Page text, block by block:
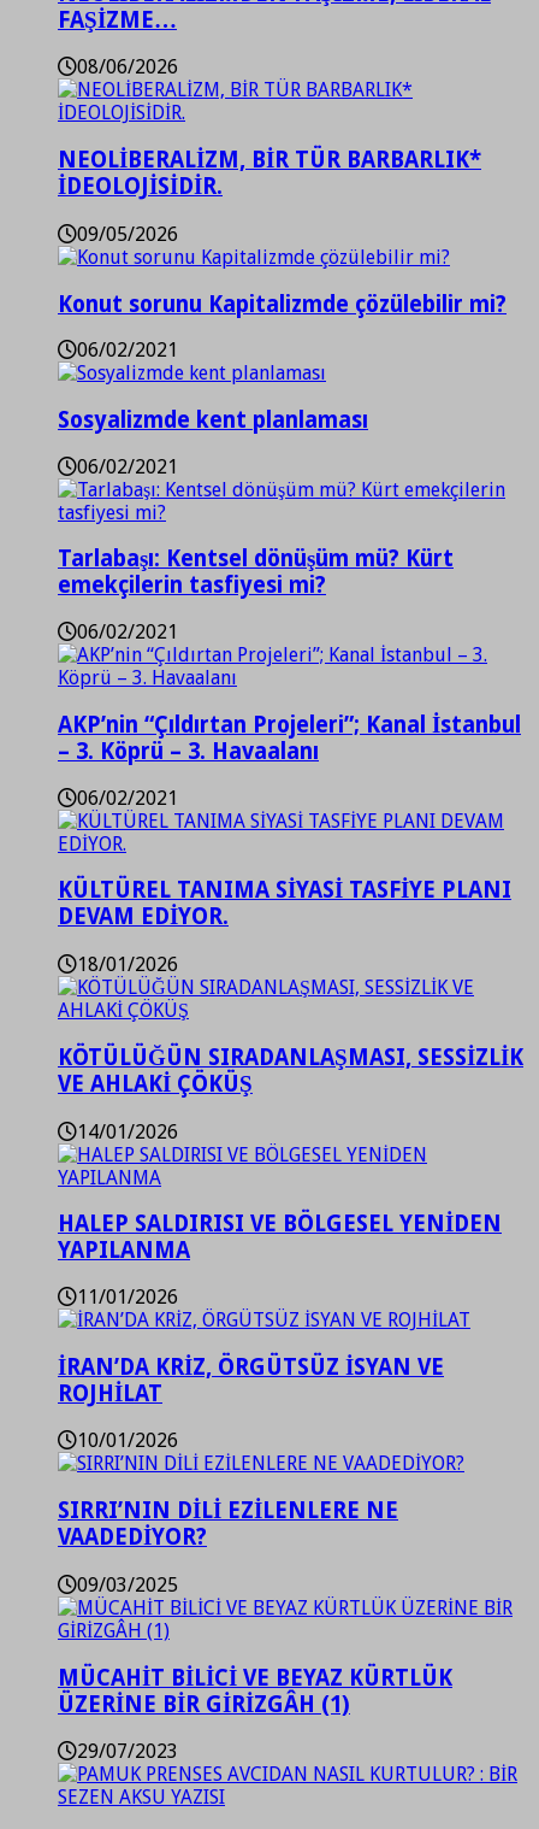
FAŞİZME…
08/06/2026
NEOLİBERALİZM, BİR TÜR BARBARLIK*
İDEOLOJİSİDİR.
09/05/2026
Konut sorunu Kapitalizmde çözülebilir mi?
06/02/2021
Sosyalizmde kent planlaması
06/02/2021
Tarlabaşı: Kentsel dönüşüm mü? Kürt
emekçilerin tasfiyesi mi?
06/02/2021
AKP’nin “Çıldırtan Projeleri”; Kanal İstanbul
– 3. Köprü – 3. Havaalanı
06/02/2021
KÜLTÜREL TANIMA SİYASİ TASFİYE PLANI
DEVAM EDİYOR.
18/01/2026
KÖTÜLÜĞÜN SIRADANLAŞMASI, SESSİZLİK
VE AHLAKİ ÇÖKÜŞ
14/01/2026
HALEP SALDIRISI VE BÖLGESEL YENİDEN
YAPILANMA
11/01/2026
İRAN’DA KRİZ, ÖRGÜTSÜZ İSYAN VE
ROJHİLAT
10/01/2026
SIRRI’NIN DİLİ EZİLENLERE NE
VAADEDİYOR?
09/03/2025
MÜCAHİT BİLİCİ VE BEYAZ KÜRTLÜK
ÜZERİNE BİR GİRİZGÂH (1)
29/07/2023